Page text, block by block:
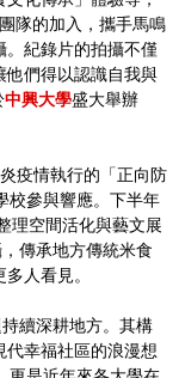
隊的加入，攜手馬鳴
。紀錄片的拍攝不僅
他們得以認識自我與
中興大學盛大舉辦
疫情執行的「正向防
校參與響應。下半年
理空間活化與藝文展
傳承地方傳統米食
人看見。
續深耕地方。其構
幸福社區的浪漫想